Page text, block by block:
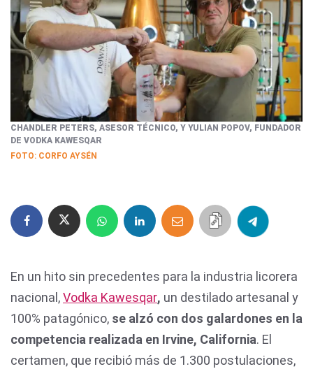
CHANDLER PETERS, ASESOR TÉCNICO, Y YULIAN POPOV, FUNDADOR
DE VODKA KAWESQAR
FOTO: CORFO AYSÉN
En un hito sin precedentes para la industria licorera
nacional,Vodka Kawesqar, un destilado artesanal y
100% patagónico, se alzó con dos galardones en la
competencia realizada en Irvine, California. El
certamen, que recibió más de 1.300 postulaciones,